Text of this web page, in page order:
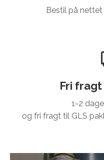
Bestil på
Fri
1-2
og fri fragt til GLS